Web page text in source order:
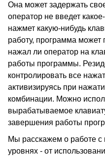
Она может задержать
оператор не введет
нажмет какую-нибудь
работу, программа может
нажал ли оператор на
работы программы.
контролировать все
активизируясь при
комбинации. Можно
вырабатываемое
завершения работы
Мы расскажем о работе с
уровнях - от